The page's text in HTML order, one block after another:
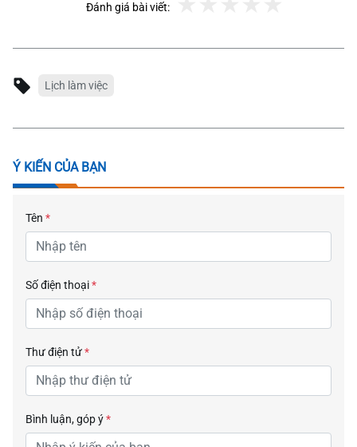
Đánh giá bài viết:
Lịch làm việc
Ý KIẾN CỦA BẠN
Tên *
Số điện thoại*
Thư điện tử*
Bình luận, góp ý*